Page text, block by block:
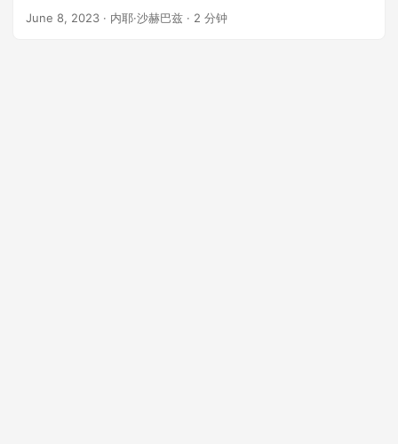
并轻松增强 PowerPoint 演示文稿。
June 8, 2023 · 内耶·沙赫巴兹 · 2 分钟